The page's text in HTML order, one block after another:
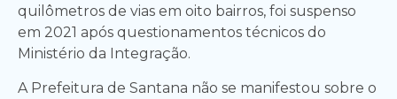
quilômetros de vias em oito bairros, foi suspenso
em 2021 após questionamentos técnicos do
Ministério da Integração.
A Prefeitura de Santana não se manifestou sobre o